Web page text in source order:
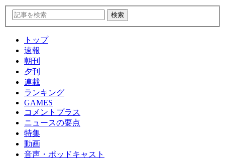
トップ
速報
朝刊
夕刊
連載
ランキング
GAMES
コメントプラス
ニュースの要点
特集
動画
音声・ポッドキャスト